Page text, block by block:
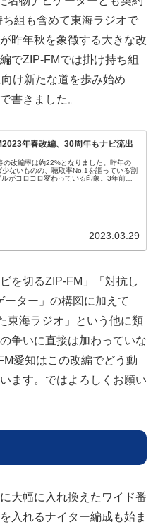
組も含めて東海ラジオで
昨年秋を象徴する大きな改
でZIP-FMでは掛け持ち組
け新たな道を歩み始め
書きました。
年春改編、30周年もナビ流出
の改編率は約22%となりました。昨年の
ないものの、聴取率No.1を謳っている割
がコロコロ変わっている印象。3年前に
2023.03.29
を切るZIP-FM」「対抗し
ター」の構図に加えて
東海ラジオ」という他に類
争いに直接は加わっていな
愛知はこの改編でどう動
ます。ではよろしくお願い
大幅に入れ換えたワイド番
入れるナイター編成も始ま